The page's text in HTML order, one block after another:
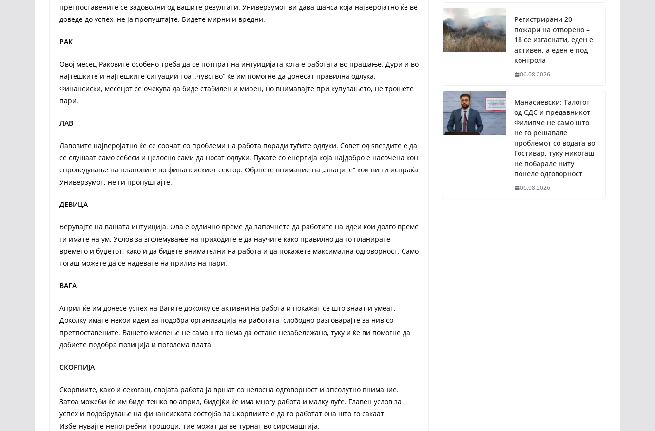
претпоставените се задоволни од вашите резултати. Универзумот ви дава шанса која најверојатно ќе ве
доведе до успех, не ја пропуштајте. Бидете мирни и вредни.
РАК
Овој месец Раковите особено треба да се потпрат на интуицијата кога е работата во прашање. Дури и во
најтешките и најтешките ситуации тоа „чувство“ ќе им помогне да донесат правилна одлука.
Финансиски, месецот се очекува да биде стабилен и мирен, но внимавајте при купувањето, не трошете
пари.
ЛАВ
Лавовите најверојатно ќе се соочат со проблеми на работа поради туѓите одлуки. Совет од ѕвездите е да
се слушаат само себеси и целосно сами да носат одлуки. Пукате со енергија која најдобро е насочена кон
спроведување на плановите во финансискиот сектор. Обрнете внимание на „знаците“ кои ви ги испраќа
Универзумот, не ги пропуштајте.
ДЕВИЦА
Верувајте на вашата интуиција. Ова е одлично време да започнете да работите на идеи кои долго време
ги имате на ум. Услов за зголемување на приходите е да научите како правилно да го планирате
времето и буџетот, како и да бидете внимателни на работа и да покажете максимална одговорност. Само
тогаш можете да се надевате на прилив на пари.
ВАГА
Април ќе им донесе успех на Вагите доколку се активни на работа и покажат се што знаат и умеат.
Доколку имате некои идеи за подобра организација на работата, слободно разговарајте за нив со
претпоставените. Вашето мислење не само што нема да остане незабележано, туку и ќе ви помогне да
добиете подобра позиција и поголема плата.
СКОРПИЈА
Скорпиите, како и секогаш, својата работа ја вршат со целосна одговорност и апсолутно внимание.
Затоа можеби ќе им биде тешко во април, бидејќи ќе има многу работа и малку луѓе. Главен услов за
успех и подобрување на финансиската состојба за Скорпиите е да го работат она што го сакаат.
Избегнувајте непотребни трошоци, тие можат да ве турнат во сиромаштија.
Регистрирани 20
пожари на отворено –
18 се изгаснати, еден е
активен, а еден е под
контрола
06.08.2026
Манасиевски: Талогот
од СДС и предавникот
Филипче не само што
не го решавале
проблемот со водата во
Гостивар, туку никогаш
не побарале ниту
понеле одговорност
06.08.2026